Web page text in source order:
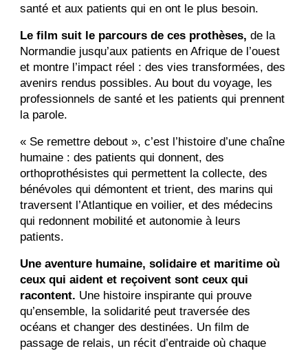
santé et aux patients qui en ont le plus besoin.
Le film suit le parcours de ces prothèses, de la
Normandie jusqu’aux patients en Afrique de l’ouest
et montre l’impact réel : des vies transformées, des
avenirs rendus possibles. Au bout du voyage, les
professionnels de santé et les patients qui prennent
la parole.
« Se remettre debout », c’est l’histoire d’une chaîne
humaine : des patients qui donnent, des
orthoprothésistes qui permettent la collecte, des
bénévoles qui démontent et trient, des marins qui
traversent l’Atlantique en voilier, et des médecins
qui redonnent mobilité et autonomie à leurs
patients.
Une aventure humaine, solidaire et maritime où
ceux qui aident et reçoivent sont ceux qui
racontent. Une histoire inspirante qui prouve
qu’ensemble, la solidarité peut traversée des
océans et changer des destinées. Un film de
passage de relais, un récit d’entraide où chaque